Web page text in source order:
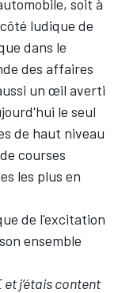
soit à
ludique de
dans le
des affaires
un œil averti
le seul
de haut niveau
courses
les plus en
de l'excitation
ensemble
et j’étais content